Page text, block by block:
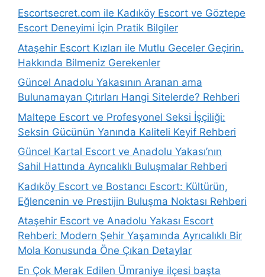
Escortsecret.com ile Kadıköy Escort ve Göztepe
Escort Deneyimi İçin Pratik Bilgiler
Ataşehir Escort Kızları ile Mutlu Geceler Geçirin.
Hakkında Bilmeniz Gerekenler
Güncel Anadolu Yakasının Aranan ama
Bulunamayan Çıtırları Hangi Sitelerde? Rehberi
Maltepe Escort ve Profesyonel Seksi İşçiliği:
Seksin Gücünün Yanında Kaliteli Keyif Rehberi
Güncel Kartal Escort ve Anadolu Yakası’nın
Sahil Hattında Ayrıcalıklı Buluşmalar Rehberi
Kadıköy Escort ve Bostancı Escort: Kültürün,
Eğlencenin ve Prestijin Buluşma Noktası Rehberi
Ataşehir Escort ve Anadolu Yakası Escort
Rehberi: Modern Şehir Yaşamında Ayrıcalıklı Bir
Mola Konusunda Öne Çıkan Detaylar
En Çok Merak Edilen Ümraniye ilçesi başta